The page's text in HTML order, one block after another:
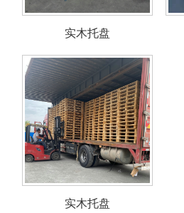
实木托盘
实木托盘